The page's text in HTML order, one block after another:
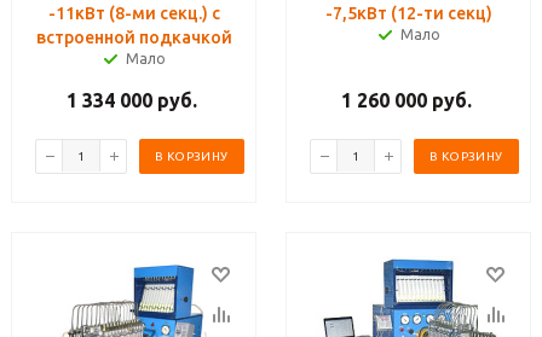
-11кВт (8-ми секц.) с
встроенной подкачкой
Мало
1 334 000 руб.
В КОРЗИНУ
-7,5кВт (12-ти секц)
Мало
1 260 000 руб.
В КОРЗИНУ